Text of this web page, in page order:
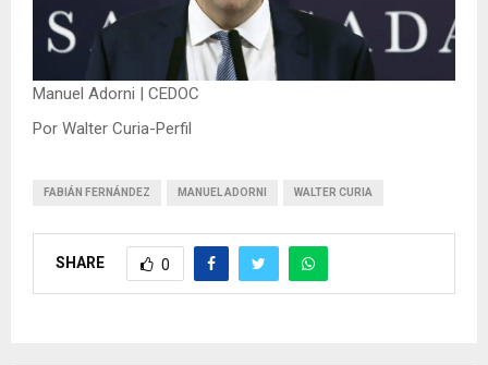
Manuel Adorni | CEDOC
Por Walter Curia-Perfil
FABIÁN FERNÁNDEZ MANUEL ADORNI WALTER CURIA
SHARE 0